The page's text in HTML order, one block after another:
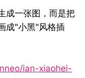
成一张图，而是把
成"小黑"风格插
ian-xiaohei-